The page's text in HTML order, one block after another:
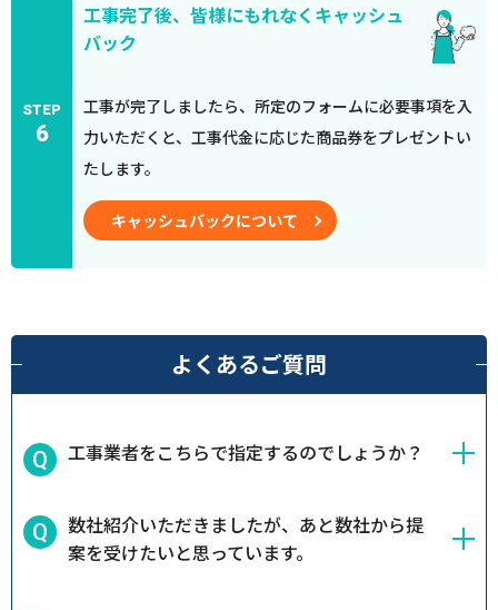
STEP
6
工事完了後、皆様にもれなくキャッシュ
バック
工事が完了しましたら、所定のフォームに必要事項を入
力いただくと、工事代金に応じた商品券をプレゼントい
たします。
キャッシュバックについて
よくあるご質問
工事業者をこちらで指定するのでしょうか？
数社紹介いただきましたが、あと数社から提
案を受けたいと思っています。